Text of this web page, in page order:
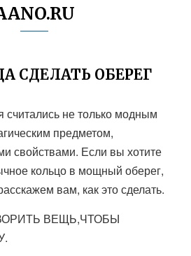
СДЕЛАТЬ ОБЕРЕГ
считались не только модным
предметом,
свойствами. Если вы хотите
кольцо в мощный оберег,
вам, как это сделать.
ВЕЩЬ,ЧТОБЫ